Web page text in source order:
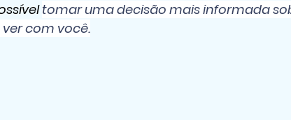
tomar uma decisão mais informada
com você.